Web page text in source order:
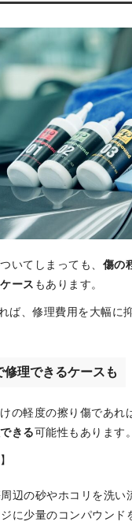
いてしまっても、 傷の
ース もあります。
ば、修理費用を大幅に
修理できるケースも
の軽度の擦り傷であれ
きる可能性もあります。
辺の砂やホコリを洗い
に少量のコンパウンド